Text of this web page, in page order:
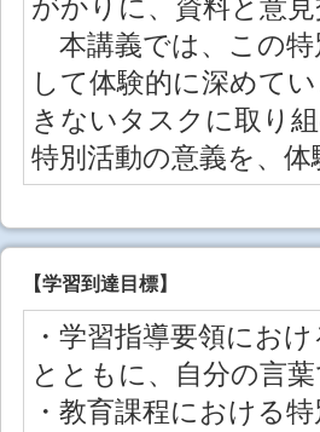
がかりに、資料と意
本講義では、この特
して体験的に深めて
きないタスクに取り
特別活動の意義を、
【学習到達目標】
・学習指導要領にお
とともに、自分の言
・教育課程における